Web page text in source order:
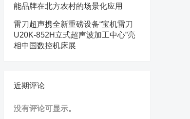
能品牌在北方农村的场景化应用
雷刀超声携全新重磅设备“宝机雷刀
U20K-852H立式超声波加工中心”亮
相中国数控机床展
近期评论
没有评论可显示。